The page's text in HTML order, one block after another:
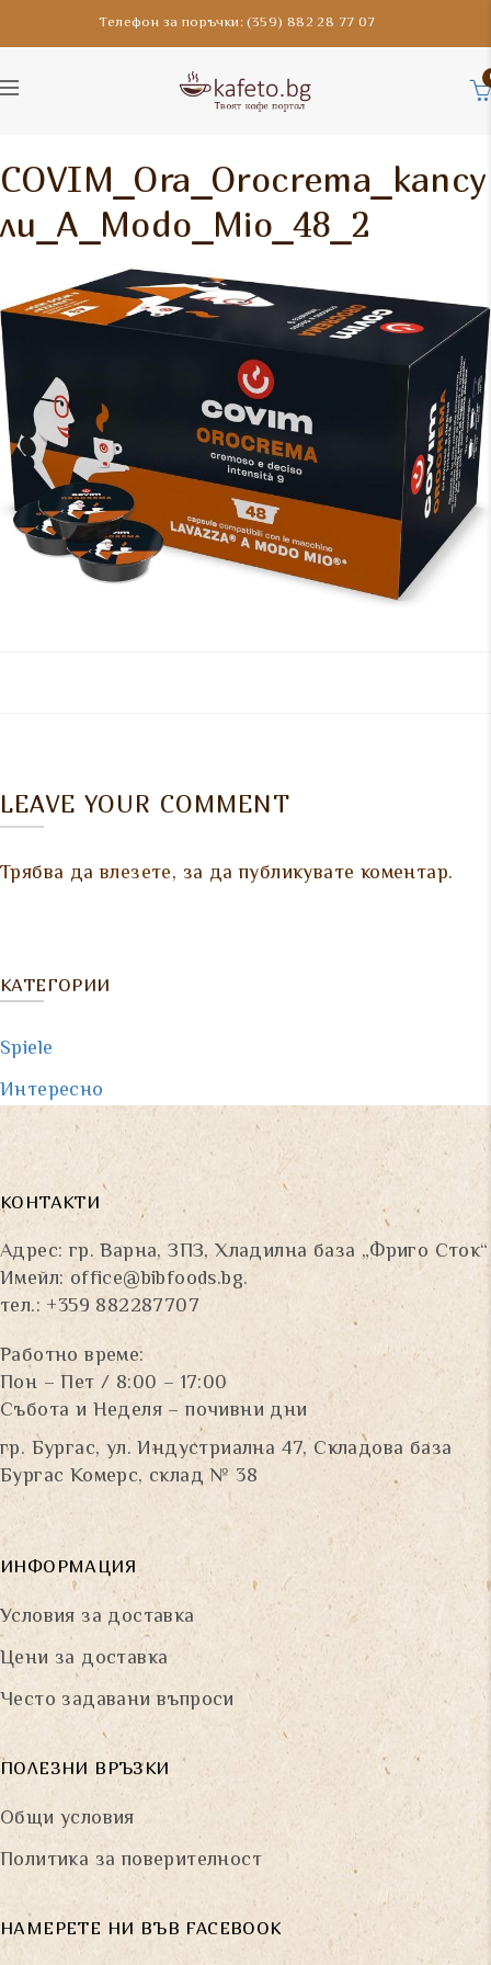
Телефон за поръчки: (359) 882 28 77 07
COVIM_Ora_Orocrema_капсу
ли_A_Modo_Mio_48_2
LEAVE YOUR COMMENT
Трябва давлезете, за да публикувате коментар.
КАТЕГОРИИ
Spiele
Интересно
КОНТАКТИ
Адрес: гр. Варна, ЗПЗ, Хладилна база „Фриго Сток“
Имейл: office@bibfoods.bg.
тел.: +359 882287707
Работно време:
Пон – Пет / 8:00 – 17:00
Събота и Неделя – почивни дни
гр. Бургас, ул. Индустриална 47, Складова база
Бургас Комерс, склад № 38
ИНФОРМАЦИЯ
Условия за доставка
Цени за доставка
Често задавани въпроси
ПОЛЕЗНИ ВРЪЗКИ
Общи условия
Политика за поверителност
НАМЕРЕТЕ НИ ВЪВ FACEBOOK